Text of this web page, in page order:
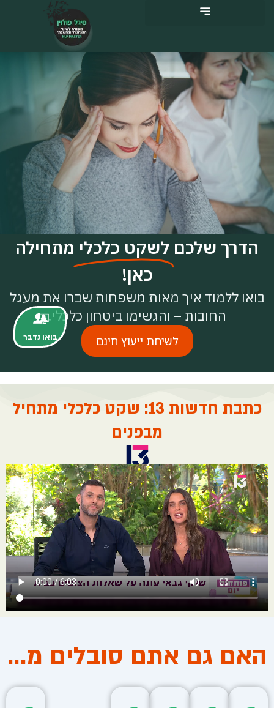
הדרך שלכם לשקט כלכלי מתחילה
כאן!
בואו ללמוד איך מאות משפחות שברו את מעגל
החובות – והגשימו ביטחון כלכלי.
לשיחת ייעוץ חינם
כתבת חדשות 13: שקט כלכלי מתחיל
מבפנים
האם גם אתם סובלים מ...
בואו נדבר